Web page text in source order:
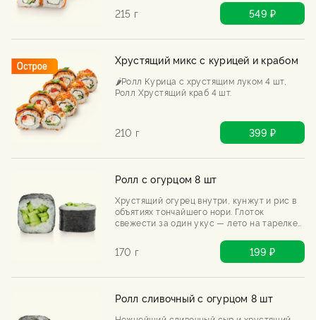
215 г 549 ₽
Хрустящий микс с курицей и крабом
🌶️Ролл Курица с хрустящим луком 4 шт,
Ролл Хрустящий краб 4 шт.
210 г 399 ₽
Ролл с огурцом 8 шт
Хрустящий огурец внутри, кунжут и рис в
объятиях тончайшего нори. Глоток
свежести за один укус — лето на тарелке
170 г 199 ₽
Ролл сливочный с огурцом 8 шт